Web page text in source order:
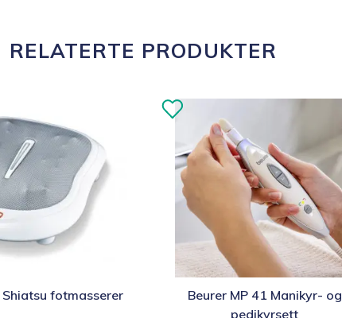
RELATERTE PRODUKTER
Shiatsu fotmasserer
Beurer MP 41 Manikyr- og
pedikyrsett